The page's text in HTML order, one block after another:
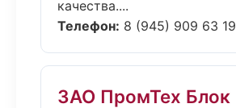
качества....
Телефон: 8 (945) 909 63 19
ЗАО ПромТех Блок